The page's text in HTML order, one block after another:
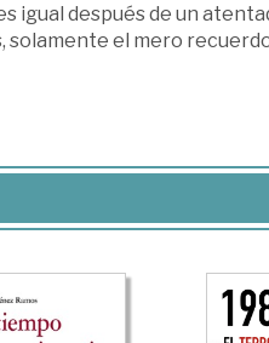
igual después de un
solamente el mero